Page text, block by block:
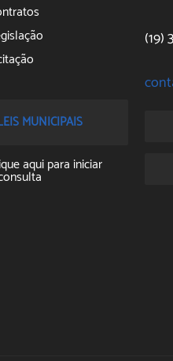
Frequentes
MUNICIPAIS
aqui para iniciar
(19)